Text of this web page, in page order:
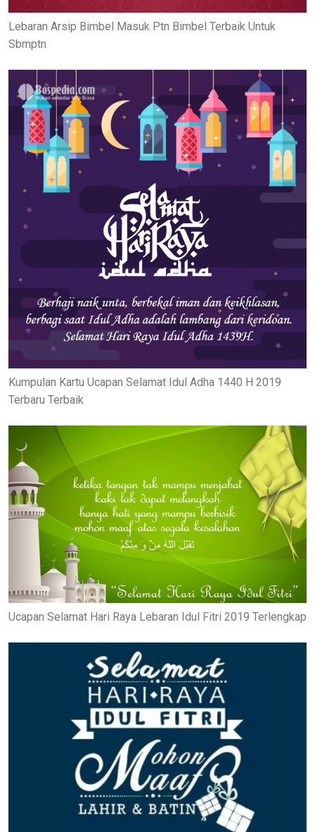
Lebaran Arsip Bimbel Masuk Ptn Bimbel Terbaik Untuk
Sbmptn
Kumpulan Kartu Ucapan Selamat Idul Adha 1440 H 2019
Terbaru Terbaik
Ucapan Selamat Hari Raya Lebaran Idul Fitri 2019 Terlengkap